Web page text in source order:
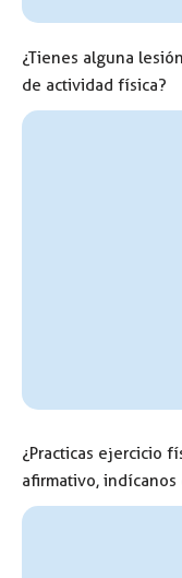
¿Tienes alguna
de actividad física?
¿Practicas ejercicio
afirmativo,